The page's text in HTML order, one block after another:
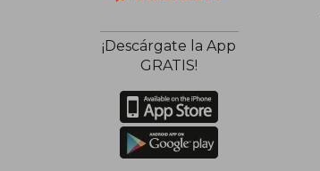
¡Descárgate la App
GRATIS!